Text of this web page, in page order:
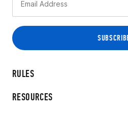
RULES
RESOURCES